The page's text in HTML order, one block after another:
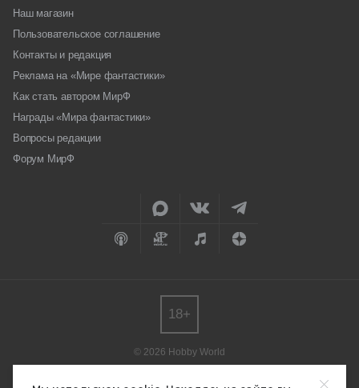
Наш магазин
Пользовательское соглашение
Контакты и редакция
Реклама на «Мире фантастики»
Как стать автором МирФ
Награды «Мира фантастики»
Вопросы редакции
Форум МирФ
© 2026 Hobby World
редакции.
18+